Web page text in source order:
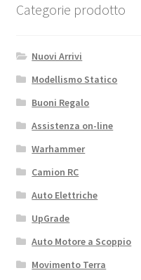
Categorie prodotto
Nuovi Arrivi
Modellismo Statico
Buoni Regalo
Assistenza on-line
Warhammer
Camion RC
Auto Elettriche
UpGrade
Auto Motore a Scoppio
Movimento Terra